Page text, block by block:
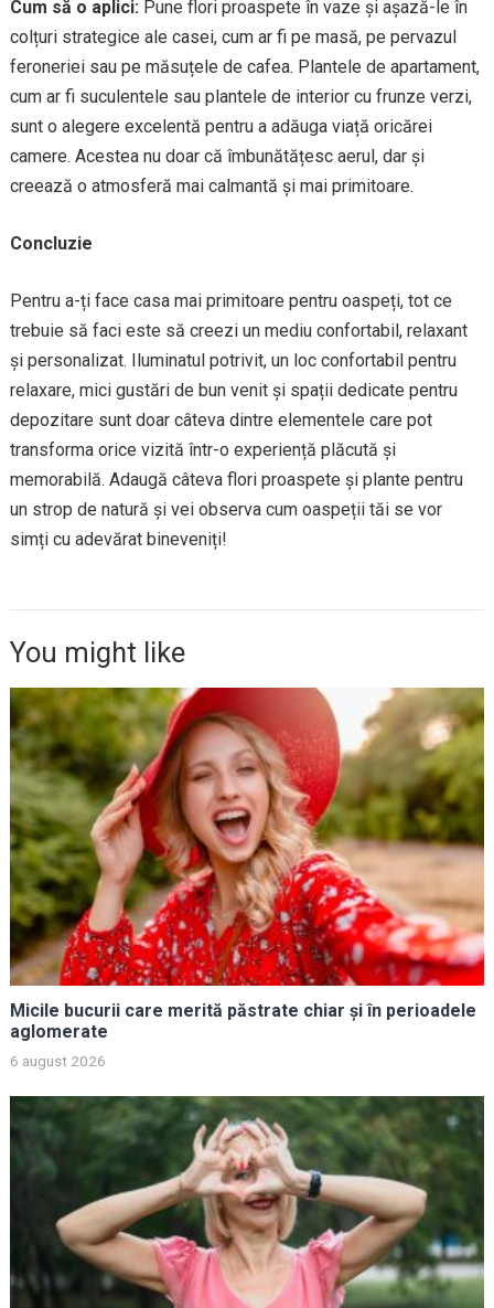
Cum să o aplici: Pune flori proaspete în vaze și așază-le în
colțuri strategice ale casei, cum ar fi pe masă, pe pervazul
feroneriei sau pe măsuțele de cafea. Plantele de apartament,
cum ar fi suculentele sau plantele de interior cu frunze verzi,
sunt o alegere excelentă pentru a adăuga viață oricărei
camere. Acestea nu doar că îmbunătățesc aerul, dar și
creează o atmosferă mai calmantă și mai primitoare.
Concluzie
Pentru a-ți face casa mai primitoare pentru oaspeți, tot ce
trebuie să faci este să creezi un mediu confortabil, relaxant
și personalizat. Iluminatul potrivit, un loc confortabil pentru
relaxare, mici gustări de bun venit și spații dedicate pentru
depozitare sunt doar câteva dintre elementele care pot
transforma orice vizită într-o experiență plăcută și
memorabilă. Adaugă câteva flori proaspete și plante pentru
un strop de natură și vei observa cum oaspeții tăi se vor
simți cu adevărat bineveniți!
You might like
Micile bucurii care merită păstrate chiar și în perioadele
aglomerate
6 august 2026